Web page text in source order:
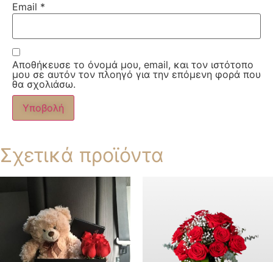
Email *
Αποθήκευσε το όνομά μου, email, και τον ιστότοπο
μου σε αυτόν τον πλοηγό για την επόμενη φορά που
θα σχολιάσω.
Σχετικά προϊόντα